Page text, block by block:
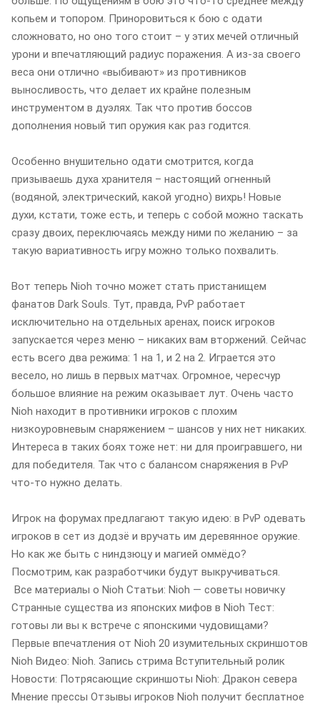
копьем и топором. Приноровиться к бою с одати
сложновато, но оно того стоит – у этих мечей отличный
урони и впечатляющий радиус поражения. А из-за своего
веса они отлично «выбивают» из противников
выносливость, что делает их крайне полезным
инструментом в дуэлях. Так что против боссов
дополнения новый тип оружия как раз годится.
Особенно внушительно одати смотрится, когда
призываешь духа хранителя – настоящий огненный
(водяной, электрический, какой угодно) вихрь! Новые
духи, кстати, тоже есть, и теперь с собой можно таскать
сразу двоих, переключаясь между ними по желанию – за
такую вариативность игру можно только похвалить.
Вот теперь Nioh точно может стать пристанищем
фанатов Dark Souls. Тут, правда, PvP работает
исключительно на отдельных аренах, поиск игроков
запускается через меню – никаких вам вторжений. Сейчас
есть всего два режима: 1 на 1, и 2 на 2. Играется это
весело, но лишь в первых матчах. Огромное, чересчур
большое влияние на режим оказывает лут. Очень часто
Nioh находит в противники игроков с плохим
низкоуровневым снаряжением – шансов у них нет никаких.
Интереса в таких боях тоже нет: ни для проигравшего, ни
для победителя. Так что с балансом снаряжения в PvP
что-то нужно делать.
Игрок на форумах предлагают такую идею: в PvP одевать
игроков в сет из додзё и вручать им деревянное оружие.
Но как же быть с ниндзюцу и магией оммёдо?
Посмотрим, как разработчики будут выкручиваться.
Все материалы о Nioh Статьи: Nioh — советы новичку
Странные существа из японских мифов в Nioh Тест:
готовы ли вы к встрече с японскими чудовищами?
Первые впечатления от Nioh 20 изумительных скриншотов
Nioh Видео: Nioh. Запись стрима Вступительный ролик
Новости: Потрясающие скриншоты Nioh: Дракон севера
Мнение прессы Отзывы игроков Nioh получит бесплатное